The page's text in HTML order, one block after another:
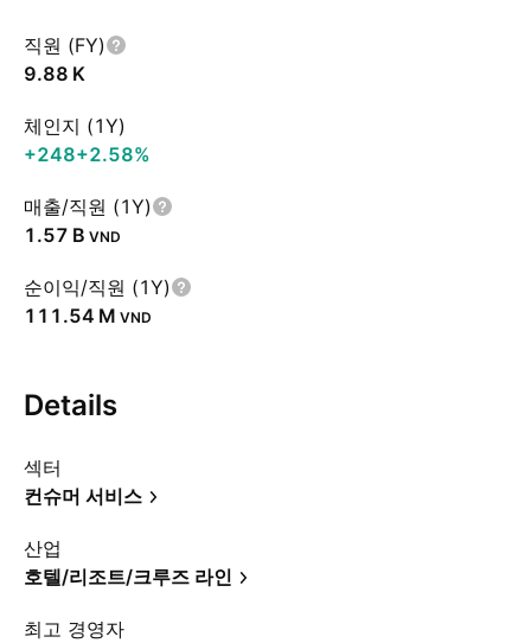
직원 (FY)
‪9.88 K‬
체인지 (1Y)
+248+2.58%
매출/직원 (1Y)
‪1.57 B‬ VND
순이익/직원 (1Y)
‪111.54 M‬ VND
Details
섹터
컨슈머 서비스
산업
호텔/리조트/크루즈 라인
최고 경영자